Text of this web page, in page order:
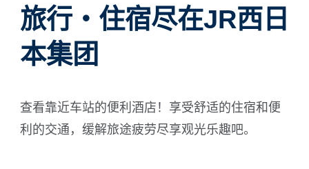
旅行・住宿尽在JR西日
本集团
查看靠近车站的便利酒店！享受舒适的住宿和便
利的交通，缓解旅途疲劳尽享观光乐趣吧。